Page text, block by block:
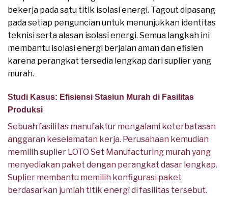
bekerja pada satu titik isolasi energi. Tagout dipasang
pada setiap penguncian untuk menunjukkan identitas
teknisi serta alasan isolasi energi. Semua langkah ini
membantu isolasi energi berjalan aman dan efisien
karena perangkat tersedia lengkap dari suplier yang
murah.
Studi Kasus: Efisiensi Stasiun Murah di Fasilitas
Produksi
Sebuah fasilitas manufaktur mengalami keterbatasan
anggaran keselamatan kerja. Perusahaan kemudian
memilih suplier LOTO Set Manufacturing murah yang
menyediakan paket dengan perangkat dasar lengkap.
Suplier membantu memilih konfigurasi paket
berdasarkan jumlah titik energi di fasilitas tersebut.